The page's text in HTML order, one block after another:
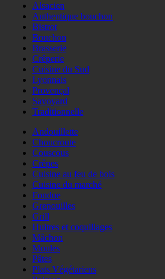
Alsacien
Authentique bouchon
Bistrot
Bouchon
Brasserie
Crêperie
Cuisine du Sud
Lyonnais
Provençal
Savoyard
Traditionnelle
Andouillette
Choucroute
Couscous
Crêpes
Cuisine au feu de bois
Cuisine du marché
Fondue
Grenouilles
Grill
Huitres et coquillages
Mâchon
Moules
Pâtes
Plats Végétariens